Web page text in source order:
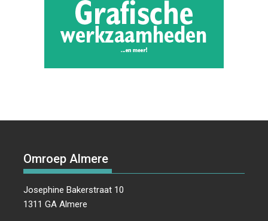
Omroep Almere
Josephine Bakerstraat 10
1311 GA Almere